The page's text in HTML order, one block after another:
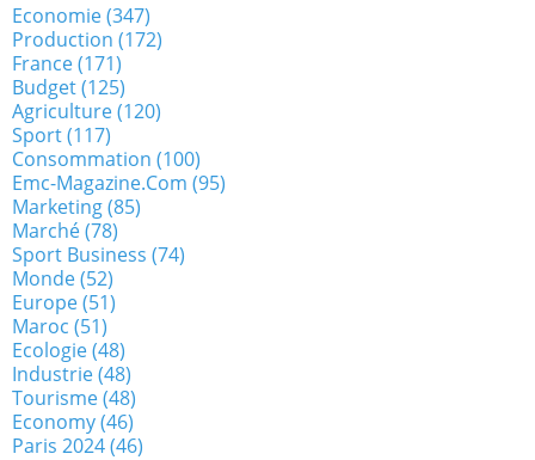
Economie(347)
Production (172)
France(171)
Budget(125)
Agriculture(120)
Sport(117)
Consommation (100)
Emc-Magazine.com (95)
Marketing(85)
Marché(78)
Sport Business (74)
Monde(52)
Europe(51)
Maroc (51)
Ecologie(48)
Industrie(48)
Tourisme(48)
Economy(46)
Paris 2024(46)